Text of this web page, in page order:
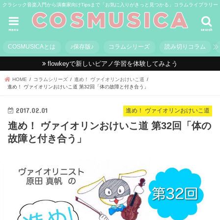
クラシック音楽入門から演奏家向けTipsまで「お気に入りがきっと見つかる」コラムライブラリー
search
menu
COSMUSICAとは ♪保存版♪ コラムシリーズ 読み切りコラム
flowkeyで新しいピアノ学習を体験してみよう
HOME コラムシリーズ
進め！ ヴァイオリンおけいこ道
進め！ ヴァイオリンおけいこ道 第32回「体の故障と付き合う」
進め！ ヴァイオリンおけいこ道
2017.02.01
進め！ ヴァイオリンおけいこ道 第32回「体の
故障と付き合う」